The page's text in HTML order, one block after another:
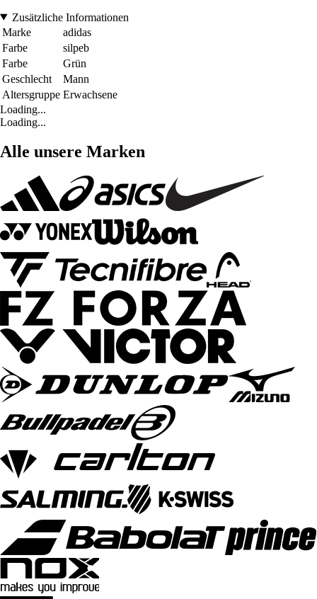
Zusätzliche Informationen
Marke
adidas
Farbe
silpeb
Farbe
Grün
Geschlecht
Mann
Altersgruppe Erwachsene
Loading...
Loading...
Alle unsere Marken